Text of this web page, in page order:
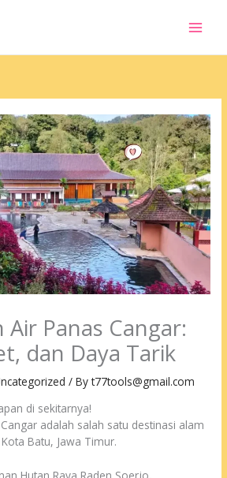
Air Panas Cangar:
dan Daya Tarik
/ Byt77tools@gmail.com
di sekitarnya!
adalah salah satu destinasi alam
Batu, Jawa Timur.